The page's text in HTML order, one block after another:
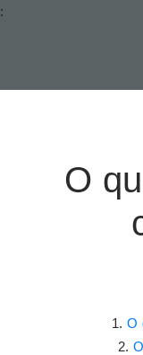
:
O
O